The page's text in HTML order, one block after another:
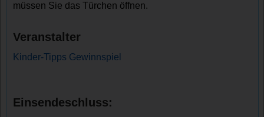
müssen Sie das Türchen öffnen.
Veranstalter
Kinder-Tipps Gewinnspiel
Einsendeschluss: